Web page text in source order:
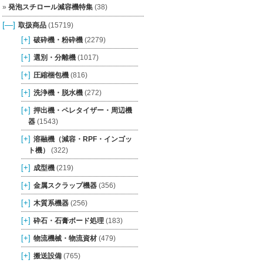
発泡スチロール減容機特集(38)
[—] 取扱商品(15719)
[+] 破砕機・粉砕機(2279)
[+] 選別・分離機(1017)
[+] 圧縮梱包機(816)
[+] 洗浄機・脱水機(272)
[+] 押出機・ペレタイザー・周辺機
器(1543)
[+] 溶融機（減容・RPF・インゴッ
ト機）
(322)
[+] 成型機(219)
[+] 金属スクラップ機器(356)
[+] 木質系機器(256)
[+] 砕石・石膏ボード処理(183)
[+] 物流機械・物流資材(479)
[+] 搬送設備(765)